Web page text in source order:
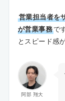
営業担当者を
が営業事務で
とスピード感
阿部 翔大